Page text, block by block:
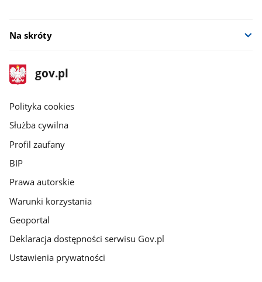
Na skróty
stopka
gov.pl
Strona
gov.pl
gov.pl
Polityka cookies
Służba cywilna
Profil zaufany
BIP
Prawa autorskie
Warunki korzystania
Geoportal
Deklaracja dostępności serwisu Gov.pl
Ustawienia prywatności